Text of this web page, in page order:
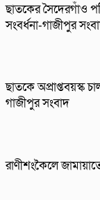
ছাতকের সৈদেরগাঁও
সংবর্ধনা-গাজীপুর
ছাতকে অপ্রাপ্তবয়স্ক
গাজীপুর সংবাদ
রাণীশংকৈলে